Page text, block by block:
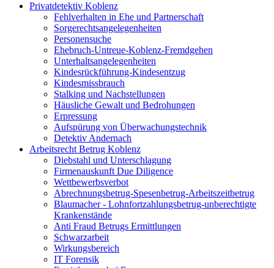
Privatdetektiv Koblenz
Fehlverhalten in Ehe und Partnerschaft
Sorgerechtsangelegenheiten
Personensuche
Ehebruch-Untreue-Koblenz-Fremdgehen
Unterhaltsangelegenheiten
Kindesrückführung-Kindesentzug
Kindesmissbrauch
Stalking und Nachstellungen
Häusliche Gewalt und Bedrohungen
Erpressung
Aufspürung von Überwachungstechnik
Detektiv Andernach
Arbeitsrecht Betrug Koblenz
Diebstahl und Unterschlagung
Firmenauskunft Due Diligence
Wettbewerbsverbot
Abrechnungsbetrug-Spesenbetrug-Arbeitszeitbetrug
Blaumacher - Lohnfortzahlungsbetrug-unberechtigte
Krankenstände
Anti Fraud Betrugs Ermittlungen
Schwarzarbeit
Wirkungsbereich
IT Forensik